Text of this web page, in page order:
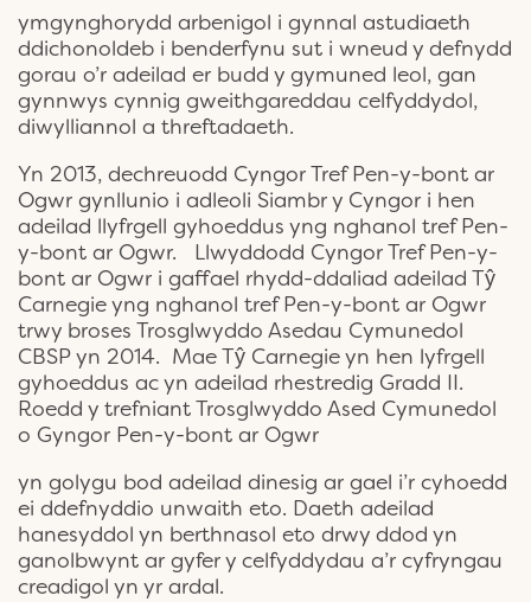
ymgynghorydd arbenigol i gynnal astudiaeth
ddichonoldeb i benderfynu sut i wneud y defnydd
gorau o’r adeilad er budd y gymuned leol, gan
gynnwys cynnig gweithgareddau celfyddydol,
diwylliannol a threftadaeth.
Yn 2013, dechreuodd Cyngor Tref Pen-y-bont ar
Ogwr gynllunio i adleoli Siambr y Cyngor i hen
adeilad llyfrgell gyhoeddus yng nghanol tref Pen-
y-bont ar Ogwr. Llwyddodd Cyngor Tref Pen-y-
bont ar Ogwr i gaffael rhydd-ddaliad adeilad Tŷ
Carnegie yng nghanol tref Pen-y-bont ar Ogwr
trwy broses Trosglwyddo Asedau Cymunedol
CBSP yn 2014. Mae Tŷ Carnegie yn hen lyfrgell
gyhoeddus ac yn adeilad rhestredig Gradd II.
Roedd y trefniant Trosglwyddo Ased Cymunedol
o Gyngor Pen-y-bont ar Ogwr
yn golygu bod adeilad dinesig ar gael i’r cyhoedd
ei ddefnyddio unwaith eto. Daeth adeilad
hanesyddol yn berthnasol eto drwy ddod yn
ganolbwynt ar gyfer y celfyddydau a’r cyfryngau
creadigol yn yr ardal.